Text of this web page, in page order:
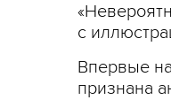
с
Впервые
признана